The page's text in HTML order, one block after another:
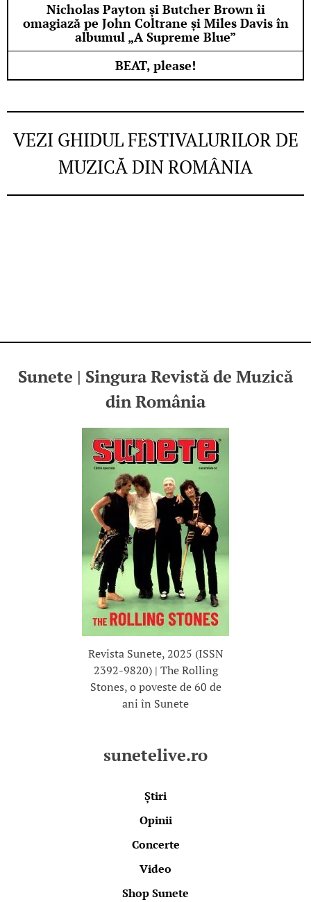
Nicholas Payton și Butcher Brown îi
omagiază pe John Coltrane și Miles Davis în
albumul „A Supreme Blue”
BEAT, please!
VEZI GHIDUL FESTIVALURILOR DE
MUZICĂ DIN ROMÂNIA
Sunete | Singura Revistă de Muzică
din România
Revista Sunete, 2025 (ISSN
2392-9820) | The Rolling
Stones, o poveste de 60 de
ani în Sunete
sunetelive.ro
Știri
Opinii
Concerte
Video
Shop Sunete